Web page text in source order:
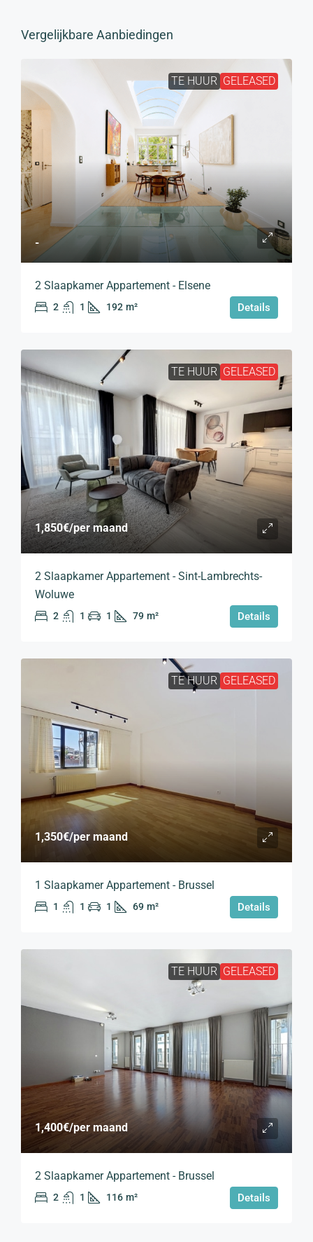
Vergelijkbare Aanbiedingen
TE HUUR GELEASED
-
2 Slaapkamer Appartement - Elsene
2 1 192 m² Details
TE HUUR GELEASED
1,850€/per maand
2 Slaapkamer Appartement - Sint-Lambrechts-
Woluwe
2 1 1 79 m² Details
TE HUUR GELEASED
1,350€/per maand
1 Slaapkamer Appartement - Brussel
1 1 1 69 m² Details
TE HUUR GELEASED
1,400€/per maand
2 Slaapkamer Appartement - Brussel
2 1 116 m² Details